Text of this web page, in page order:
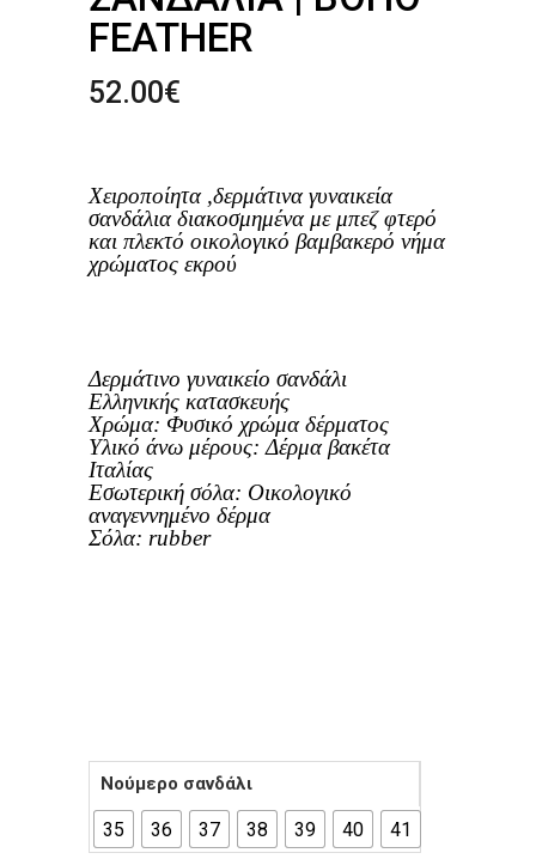
FEATHER
52.00€
Χειροποίητα ,δερμάτινα γυναικεία
σανδάλιαδιακοσμημένα με μπεζ φτερό
και πλεκτό οικολογικό βαμβακερό νήμα
χρώματος εκρού
Δερμάτινο γυναικείο σανδάλι
Ελληνικής κατασκευής
Χρώμα: Φυσικό χρώμα δέρματος
Υλικό άνω μέρους: Δέρμα βακέτα
Ιταλίας
Εσωτερική σόλα: Οικολογικό
αναγεννημένο δέρμα
Σόλα: rubber
Νούμερο σανδάλι
35 36 37 38 39 40 41